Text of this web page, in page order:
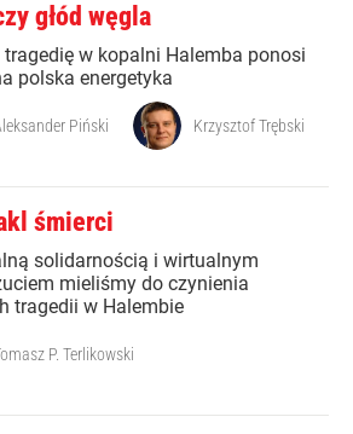
głód węgla
tragedię w kopalni Halemba ponosi
polska energetyka
Piński Krzysztof Trębski
śmierci
solidarnością i wirtualnym
mieliśmy do czynienia
tragedii w Halembie
P. Terlikowski